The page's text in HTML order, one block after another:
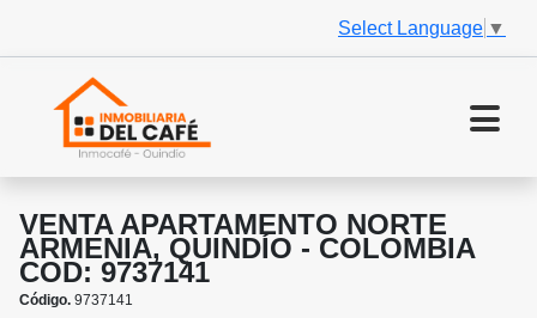
Select Language ▼
VENTA APARTAMENTO NORTE
ARMENIA, QUINDÍO - COLOMBIA
COD: 9737141
Código. 9737141